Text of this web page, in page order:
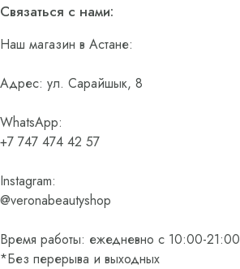
Связаться с нами:
Наш магазин в Астане:
Адрес: ул. Сарайшык, 8
WhatsApp:
+7 747 474 42 57
Instagram:
@veronabeautyshop
Время работы: ежедневно с 10:00-21:00
*Без перерыва и выходных